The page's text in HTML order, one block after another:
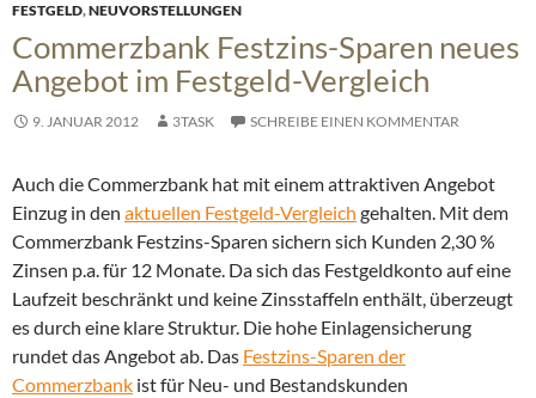
FESTGELD,NEUVORSTELLUNGEN
Commerzbank Festzins-Sparen neues
Angebot im Festgeld-Vergleich
9. JANUAR 2012 3TASK SCHREIBE EINEN KOMMENTAR
Auch die Commerzbank hat mit einem attraktiven Angebot
Einzug in den aktuellen Festgeld-Vergleich gehalten. Mit dem
Commerzbank Festzins-Sparen sichern sich Kunden 2,30 %
Zinsen p.a. für 12 Monate. Da sich das Festgeldkonto auf eine
Laufzeit beschränkt und keine Zinsstaffeln enthält, überzeugt
es durch eine klare Struktur. Die hohe Einlagensicherung
rundet das Angebot ab. Das Festzins-Sparen der
Commerzbank ist für Neu- und Bestandskunden